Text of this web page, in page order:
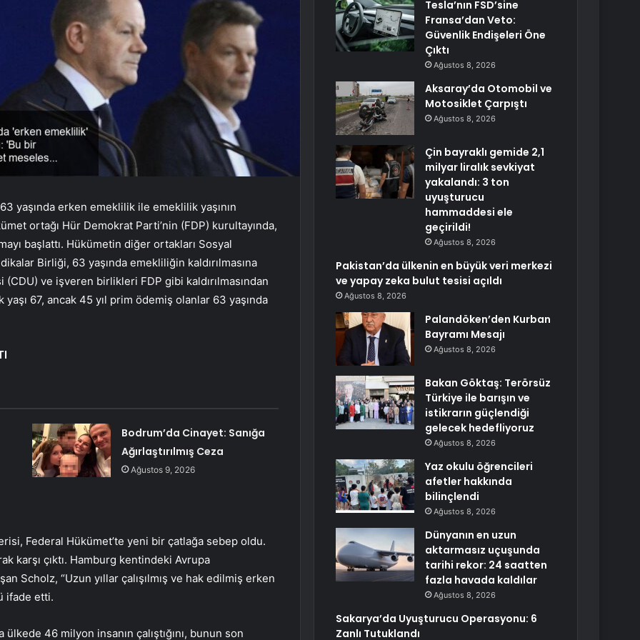
yaşında erken emeklilik ile emeklilik yaşının
ortağı Hür Demokrat Parti’nin (FDP) kurultayında,
başlattı. Hükümetin diğer ortakları Sosyal
Birliği, 63 yaşında emekliliğin kaldırılmasına
ve işveren birlikleri FDP gibi kaldırılmasından
67, ancak 45 yıl prim ödemiş olanlar 63 yaşında
Bodrum’da Cinayet: Sanığa
Ağırlaştırılmış Ceza
Ağustos 9, 2026
Federal Hükümet’te yeni bir çatlağa sebep oldu.
karşı çıktı. Hamburg kentindeki Avrupa
Scholz, “Uzun yıllar çalışılmış ve hak edilmiş erken
ifade etti.
46 milyon insanın çalıştığını, bunun son
Tesla’nın FSD’sine
Fransa’dan Veto:
Güvenlik Endişeleri Öne
Çıktı
Ağustos 8, 2026
Aksaray’da Otomobil ve
Motosiklet Çarpıştı
Ağustos 8, 2026
Çin bayraklı gemide 2,1
milyar liralık sevkiyat
yakalandı: 3 ton
uyuşturucu
hammaddesi ele
geçirildi!
Ağustos 8, 2026
Pakistan’da ülkenin en büyük veri merkezi
ve yapay zeka bulut tesisi açıldı
Ağustos 8, 2026
Palandöken’den Kurban
Bayramı Mesajı
Ağustos 8, 2026
Bakan Göktaş: Terörsüz
Türkiye ile barışın ve
istikrarın güçlendiği
gelecek hedefliyoruz
Ağustos 8, 2026
Yaz okulu öğrencileri
afetler hakkında
bilinçlendi
Ağustos 8, 2026
Dünyanın en uzun
aktarmasız uçuşunda
tarihi rekor: 24 saatten
fazla havada kaldılar
Ağustos 8, 2026
Sakarya’da Uyuşturucu Operasyonu: 6
Zanlı Tutuklandı